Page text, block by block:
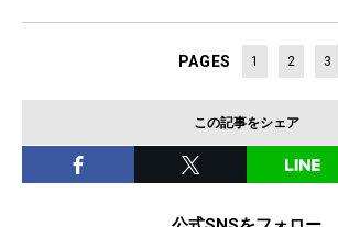
PAGES 1 2 3
この記事をシェア